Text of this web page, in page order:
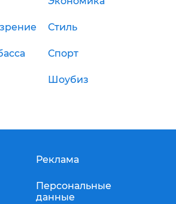
Стиль
Спорт
Шоубиз
Реклама
Персональные
данные